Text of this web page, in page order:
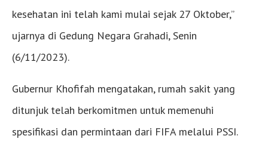
kesehatan ini telah kami mulai sejak 27 Oktober,”
ujarnya di Gedung Negara Grahadi, Senin
(6/11/2023).
Gubernur Khofifah mengatakan, rumah sakit yang
ditunjuk telah berkomitmen untuk memenuhi
spesifikasi dan permintaan dari FIFA melalui PSSI.